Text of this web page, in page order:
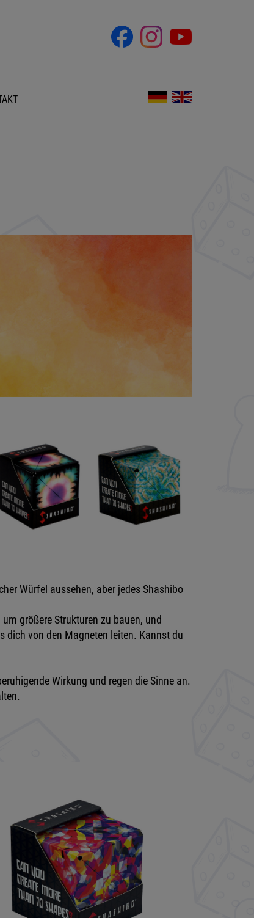
Würfel aussehen, aber jedes Shashibo
größere Strukturen zu bauen, und
dich von den Magneten leiten. Kannst du
Wirkung und regen die Sinne an.